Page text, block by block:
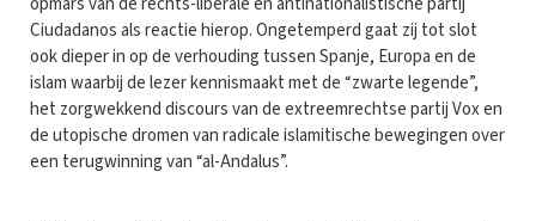
Ciudadanos als reactie hierop. Ongetemperd gaat zij tot slot
ook dieper in op de verhouding tussen Spanje, Europa en de
islam waarbij de lezer kennismaakt met de “zwarte legende”,
het zorgwekkend discours van de extreemrechtse partij Vox en
de utopische dromen van radicale islamitische bewegingen over
een terugwinning van “al-Andalus”.